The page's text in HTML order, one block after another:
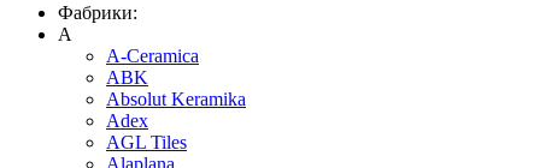
Фабрики:
A
A-Ceramica
ABK
Absolut Keramika
Adex
AGL Tiles
Alaplana